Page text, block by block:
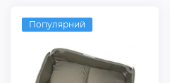
Популярний